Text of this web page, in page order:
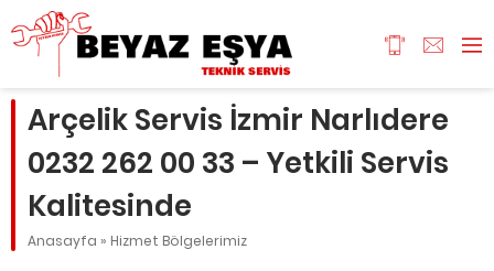
Arçelik Servis İzmir Narlıdere
0232 262 00 33 – Yetkili Servis
Kalitesinde
Anasayfa » Hizmet Bölgelerimiz